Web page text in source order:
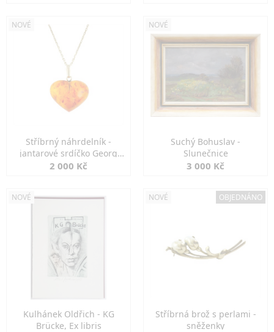
NOVÉ
Stříbrný náhrdelník -
jantarové srdíčko Georg
Kramer
2 000 Kč
NOVÉ
Suchý Bohuslav -
Slunečnice
3 000 Kč
NOVÉ
Kulhánek Oldřich - KG
Brücke, Ex libris
NOVÉ OBJEDNÁNO
Stříbrná brož s perlami -
sněženky